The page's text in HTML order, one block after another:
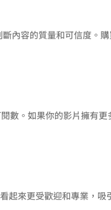
內容的質量和可信度。
數。如果你的影片擁有
起來更受歡迎和專業，吸